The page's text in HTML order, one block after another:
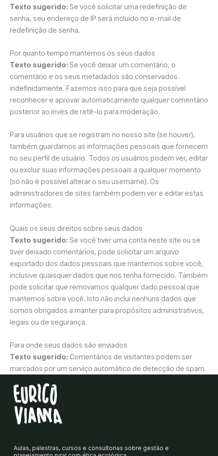
Texto sugerido: Se você solicitar uma redefinição de
senha, seu endereço de IP será incluído no e-mail de
redefinição de senha.
Por quanto tempo mantemos os seus dados
Texto sugerido: Se você deixar um comentário, o
comentário e os seus metadados são conservados
indefinidamente. Fazemos isso para que seja possível
reconhecer e aprovar automaticamente qualquer comentário
posterior ao invés de retê-lo para moderação.
Para usuários que se registram no nosso site (se houver),
também guardamos as informações pessoais que fornecem
no seu perfil de usuário. Todos os usuários podem ver, editar
ou excluir suas informações pessoais a qualquer momento
(só não é possível alterar o seu username). Os
administradores de sites também podem ver e editar estas
informações.
Quais os seus direitos sobre seus dados
Texto sugerido: Se você tiver uma conta neste site ou se
tiver deixado comentários, pode solicitar um arquivo
exportado dos dados pessoais que mantemos sobre você,
inclusive quaisquer dados que nos tenha fornecido. Também
pode solicitar que removamos qualquer dado pessoal que
mantemos sobre você. Isto não inclui nenhuns dados que
somos obrigados a manter para propósitos administrativos,
legais ou de segurança.
Para onde seus dados são enviados
Texto sugerido: Comentários de visitantes podem ser
marcados por um serviço automático de detecção de spam.
Aulas, palestras, cursos e consultorias sobre gestão e